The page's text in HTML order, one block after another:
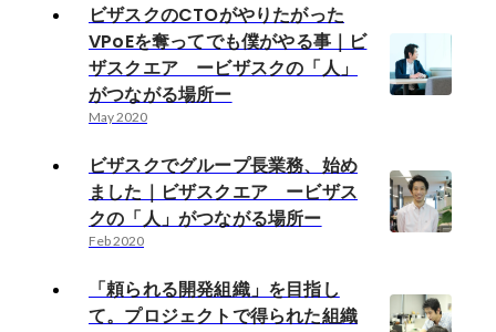
ビザスクのCTOがやりたがった
VPoEを奪ってでも僕がやる事｜ビ
ザスクエア ービザスクの「人」
がつながる場所ー
May 2020
ビザスクでグループ長業務、始め
ました｜ビザスクエア ービザス
クの「人」がつながる場所ー
Feb 2020
「頼られる開発組織」を目指し
て。プロジェクトで得られた組織